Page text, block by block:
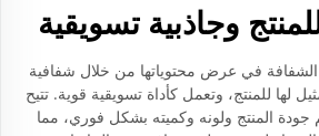
وجاذبية تسويقية
الشفافة في عرض محتوياتها من خلال شفافية
لها للمنتج، وتعمل كأداة تسويقية قوية. تتيح
جودة المنتج ولونه وكميته بشكل فوري، مما